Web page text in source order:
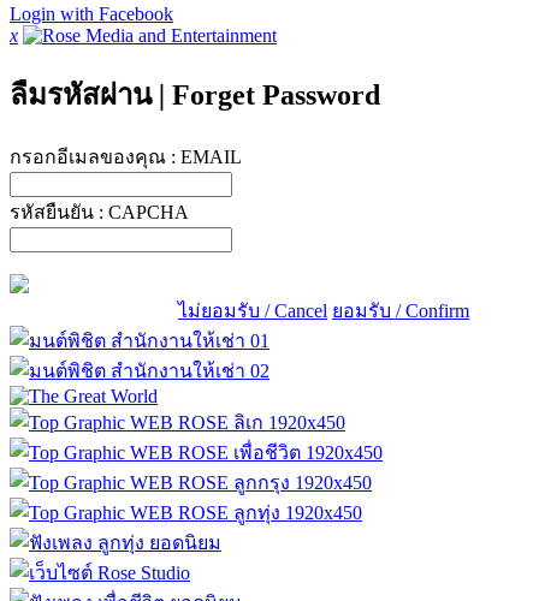
Login with Facebook
x
ลืมรหัสผ่าน | Forget Password
กรอกอีเมลของคุณ : EMAIL
รหัสยืนยัน : CAPCHA
ไม่ยอมรับ / Cancel ยอมรับ / Confirm